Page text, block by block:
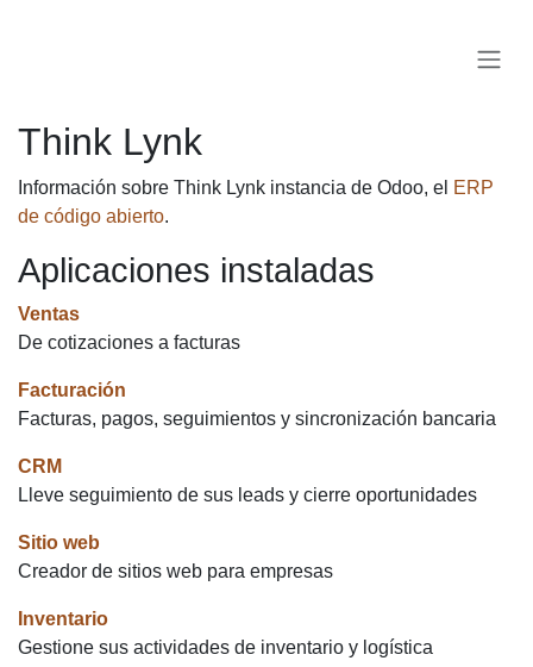
Think Lynk
Información sobre Think Lynk instancia de Odoo, elERP
de código abierto
Aplicaciones instaladas
Ventas
De cotizaciones a facturas
Facturación
Facturas, pagos, seguimientos y sincronización bancaria
CRM
Lleve seguimiento de sus leads y cierre oportunidades
Sitio web
Creador de sitios web para empresas
Inventario
Gestione sus actividades de inventario y logística